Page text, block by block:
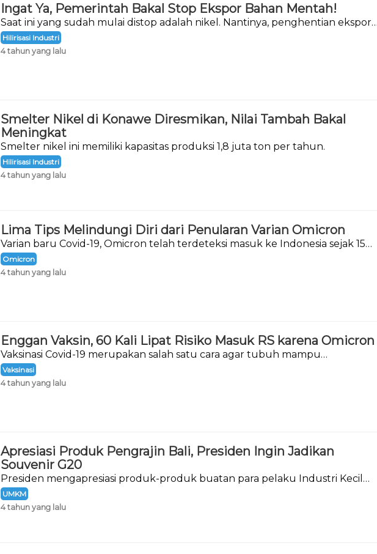
Ingat Ya, Pemerintah Bakal Stop Ekspor Bahan Mentah!
Saat ini yang sudah mulai distop adalah nikel. Nantinya, penghentian ekspor
berikutnya adalah bahan mentah bauksit.
Hilirisasi Industri
4 tahun yang lalu
Smelter Nikel di Konawe Diresmikan, Nilai Tambah Bakal
Meningkat
Smelter nikel ini memiliki kapasitas produksi 1,8 juta ton per tahun.
Hilirisasi Industri
4 tahun yang lalu
Lima Tips Melindungi Diri dari Penularan Varian Omicron
Varian baru Covid-19, Omicron telah terdeteksi masuk ke Indonesia sejak 15
Desember 2021.
Omicron
4 tahun yang lalu
Enggan Vaksin, 60 Kali Lipat Risiko Masuk RS karena Omicron
Vaksinasi Covid-19 merupakan salah satu cara agar tubuh mampu
menghadapi virus Corona.
Vaksinasi
4 tahun yang lalu
Apresiasi Produk Pengrajin Bali, Presiden Ingin Jadikan
Souvenir G20
Presiden mengapresiasi produk-produk buatan para pelaku Industri Kecil
Menengah (IKM) di Provinsi Bali.
UMKM
4 tahun yang lalu